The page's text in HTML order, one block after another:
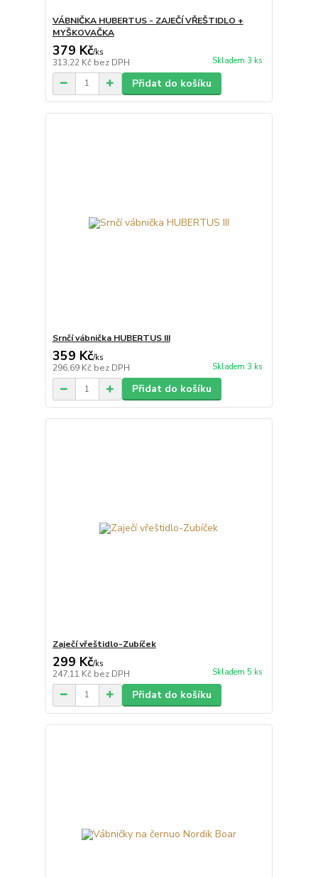
VÁBNIČKA HUBERTUS - ZAJEČÍ VŘEŠTIDLO +
MYŠKOVAČKA
379 Kč/ks
313,22 Kč bez DPH Skladem 3 ks
Přidat do košíku
Srnčí vábnička HUBERTUS III
359 Kč/ks
296,69 Kč bez DPH Skladem 3 ks
Přidat do košíku
Zaječí vřeštidlo-Zubíček
299 Kč/ks
247,11 Kč bez DPH Skladem 5 ks
Přidat do košíku